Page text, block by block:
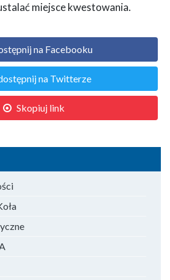
miejsce kwestowania.
na Facebooku
na Twitterze
Skopiuj link